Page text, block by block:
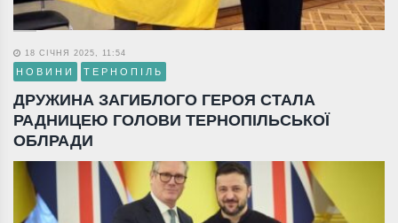
18 СІЧНЯ 2025, 11:54
НОВИНИ ТЕРНОПІЛЬ
ДРУЖИНА ЗАГИБЛОГО ГЕРОЯ СТАЛА
РАДНИЦЕЮ ГОЛОВИ ТЕРНОПІЛЬСЬКОЇ
ОБЛРАДИ